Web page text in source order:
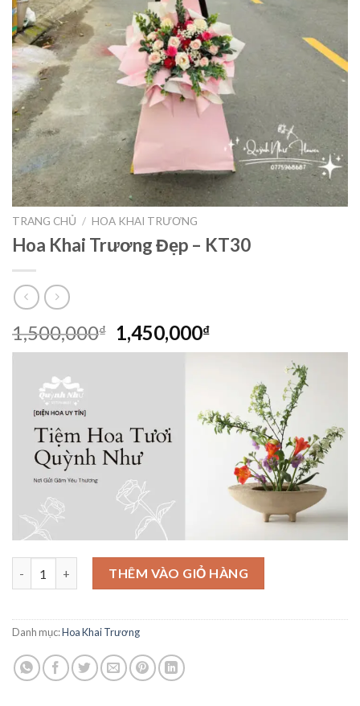
TRANG CHỦ / HOA KHAI TRƯƠNG
Hoa Khai Trương Đẹp – KT30
1,500,000₫
Giá
gốc
1,450,000₫Giá
hiện
1,450,000₫.
Hoa Khai Trương Đẹp - KT30 số lượng
THÊM VÀO GIỎ HÀNG
Danh mục:Hoa Khai Trương